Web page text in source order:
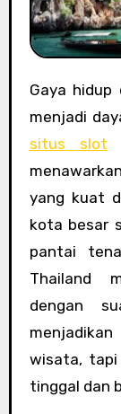
Gaya hidup dan kehidupan wisata di Thailand
menjadi
situs slot
yang kuat
kota besar
pantai
Thailand
dengan
wisata,
tinggal dan